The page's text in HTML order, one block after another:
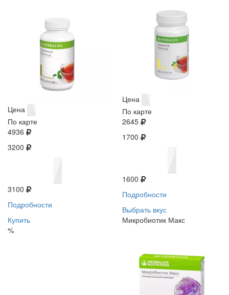
Цена
По карте
4936
3200
3100
Подробности
Купить
%
Цена
По карте
2645
1700
1600
Подробности
Выбрать вкус
Микробиотик Макс